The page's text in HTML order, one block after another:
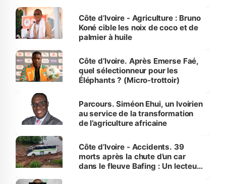
Côte d’Ivoire - Agriculture : Bruno
Koné cible les noix de coco et de
palmier à huile
Côte d’Ivoire. Après Emerse Faé,
quel sélectionneur pour les
Éléphants ? (Micro-trottoir)
Parcours. Siméon Ehui, un Ivoirien
au service de la transformation
de l’agriculture africaine
Côte d’Ivoire - Accidents. 39
morts après la chute d’un car
dans le fleuve Bafing : Un lecteur